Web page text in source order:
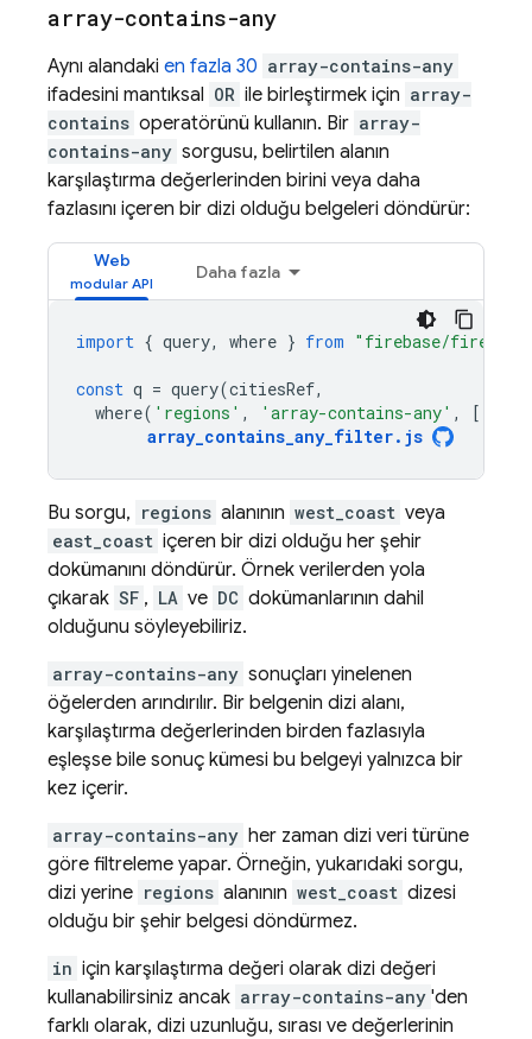
array-contains-any
Aynı alandaki en fazla 30 array-contains-any
ifadesini mantıksal OR ile birleştirmek için array-
contains operatörünü kullanın. Bir array-
contains-any sorgusu, belirtilen alanın
karşılaştırma değerlerinden birini veya daha
fazlasını içeren bir dizi olduğu belgeleri döndürür:
Web
Daha fazla
import { query, where } from "firebase/
const q = query(citiesRef,
where( 'regions' , 'array-contains-any' , [[
array_contains_any_filter. js
Bu sorgu, regions alanının west_coast veya
east_coast içeren bir dizi olduğu her şehir
dokümanını döndürür. Örnek verilerden yola
çıkarak SF , LA ve DC dokümanlarının dahil
olduğunu söyleyebiliriz.
array-contains-any sonuçları yinelenen
öğelerden arındırılır. Bir belgenin dizi alanı,
karşılaştırma değerlerinden birden fazlasıyla
eşleşse bile sonuç kümesi bu belgeyi yalnızca bir
kez içerir.
array-contains-any her zaman dizi veri türüne
göre filtreleme yapar. Örneğin, yukarıdaki sorgu,
dizi yerine regions alanının west_coast dizesi
olduğu bir şehir belgesi döndürmez.
in için karşılaştırma değeri olarak dizi değeri
kullanabilirsiniz ancak array-contains-any 'den
farklı olarak, dizi uzunluğu, sırası ve değerlerinin